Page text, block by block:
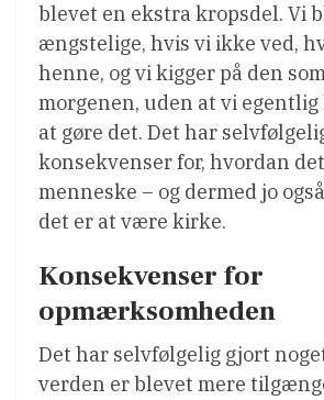
blevet en ekstra kropsdel. Vi
ængstelige, hvis vi ikke ved,
henne, og vi kigger på den
morgenen, uden at vi
at gøre det. Det har
konsekvenser for, hvordan
menneske – og dermed jo
det er at være kirke.
Konsekvenser for
opmærksomheden
Det har selvfølgelig gjort
verden er blevet mere